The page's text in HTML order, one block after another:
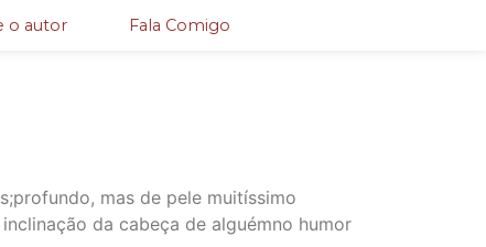
o autor Fala Comigo
mas de pele muitíssimo
da cabeça de alguémno humor